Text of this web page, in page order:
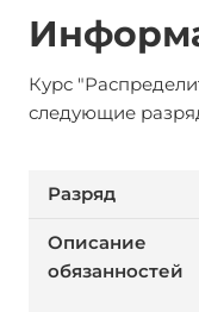
Курс
следующие